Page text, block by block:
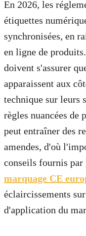
En 2026, les
étiquettes
synchronisées, en
en ligne de
doivent s'assurer
apparaissent aux
technique sur leurs
règles nuancées
peut entraîner des
amendes, d'où
conseils fournis par
marquage CE
éclaircissements
d'application du